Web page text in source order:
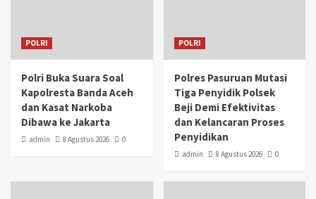
POLRI
Polri Buka Suara Soal
Kapolresta Banda Aceh
dan Kasat Narkoba
Dibawa ke Jakarta
admin 8 Agustus 2026 0
POLRI
Polres Pasuruan Mutasi
Tiga Penyidik Polsek
Beji Demi Efektivitas
dan Kelancaran Proses
Penyidikan
admin 8 Agustus 2026 0